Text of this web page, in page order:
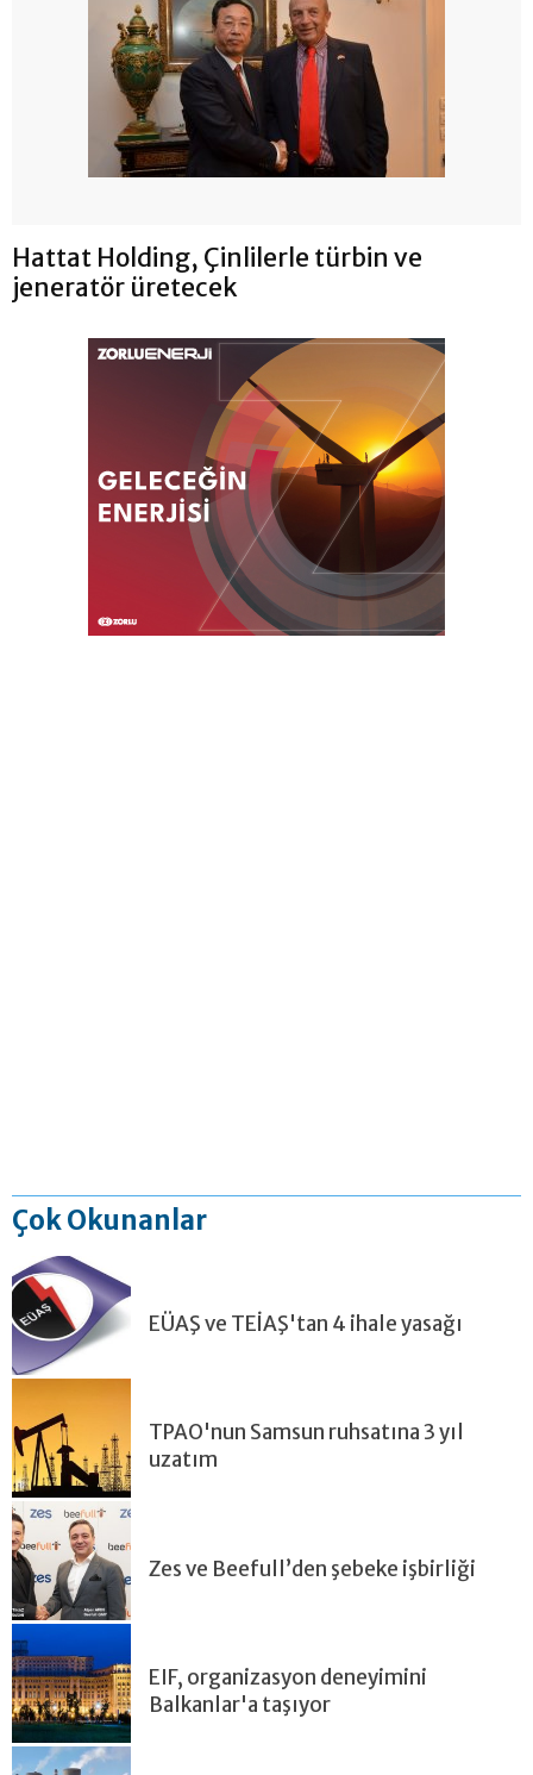
Hattat Holding, Çinlilerle türbin ve
jeneratör üretecek
Çok Okunanlar
EÜAŞ ve TEİAŞ'tan 4 ihale yasağı
TPAO'nun Samsun ruhsatına 3 yıl
uzatım
Zes ve Beefull’den şebeke işbirliği
EIF, organizasyon deneyimini
Balkanlar'a taşıyor